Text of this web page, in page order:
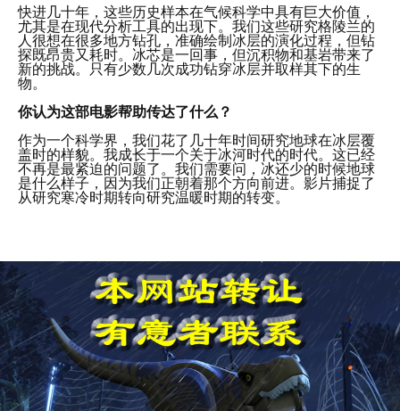
快进几十年，这些历史样本在气候科学中具有巨大价值，
尤其是在现代分析工具的出现下。我们这些研究格陵兰的
人很想在很多地方钻孔，准确绘制冰层的演化过程，但钻
探既昂贵又耗时。冰芯是一回事，但沉积物和基岩带来了
新的挑战。只有少数几次成功钻穿冰层并取样其下的生
物。
你认为这部电影帮助传达了什么？
作为一个科学界，我们花了几十年时间研究地球在冰层覆
盖时的样貌。我成长于一个关于冰河时代的时代。这已经
不再是最紧迫的问题了。我们需要问，冰还少的时候地球
是什么样子，因为我们正朝着那个方向前进。影片捕捉了
从研究寒冷时期转向研究温暖时期的转变。